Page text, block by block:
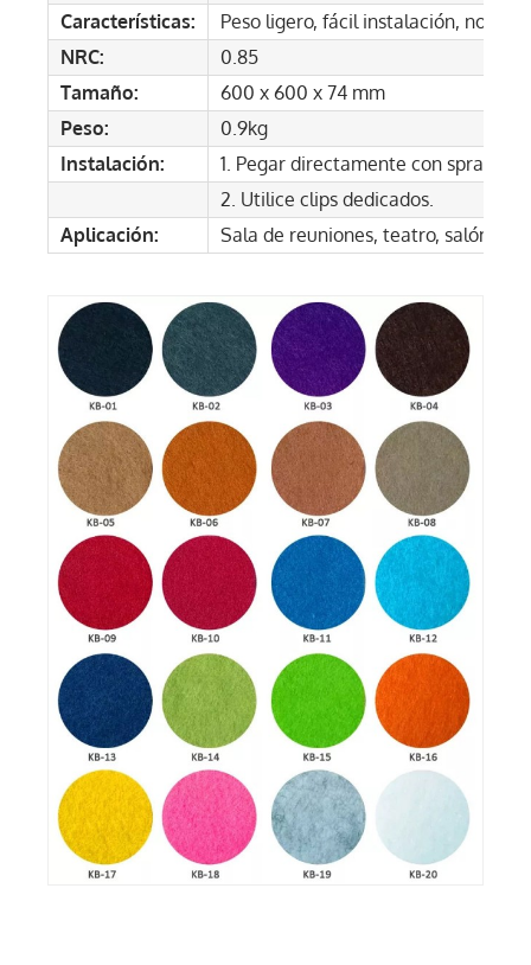
Características:
Peso ligero, fácil instalación, no
NRC:
0.85
Tamaño:
600 x 600 x 74 mm
Peso:
0.9kg
Instalación:
1. Pegar directamente con spray,
2. Utilice clips dedicados.
Aplicación:
Sala de reuniones, teatro, salón de